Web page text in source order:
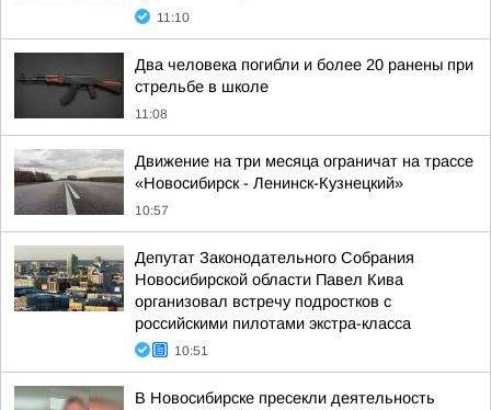
11:10
Два человека погибли и более 20 ранены при
стрельбе в школе
11:08
Движение на три месяца ограничат на трассе
«Новосибирск - Ленинск-Кузнецкий»
10:57
Депутат Законодательного Собрания
Новосибирской области Павел Кива
организовал встречу подростков с
российскими пилотами экстра-класса
10:51
В Новосибирске пресекли деятельность